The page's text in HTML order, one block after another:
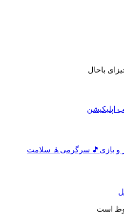
باحال
اپلیکیشن
و بازی 🎵 سرگرمی 🧘 سلامت